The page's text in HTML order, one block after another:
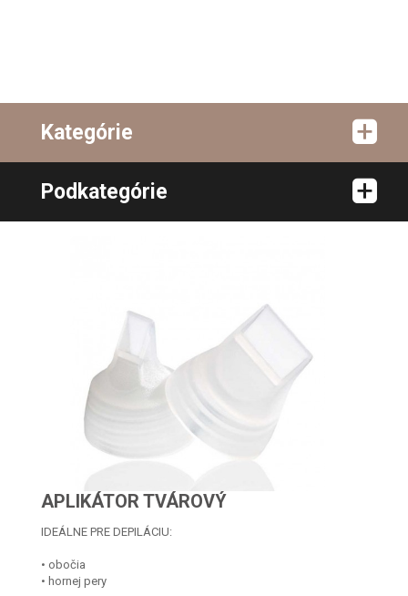
Kategórie
Podkategórie
APLIKÁTOR TVÁROVÝ
IDEÁLNE PRE DEPILÁCIU:
• obočia
• hornej pery